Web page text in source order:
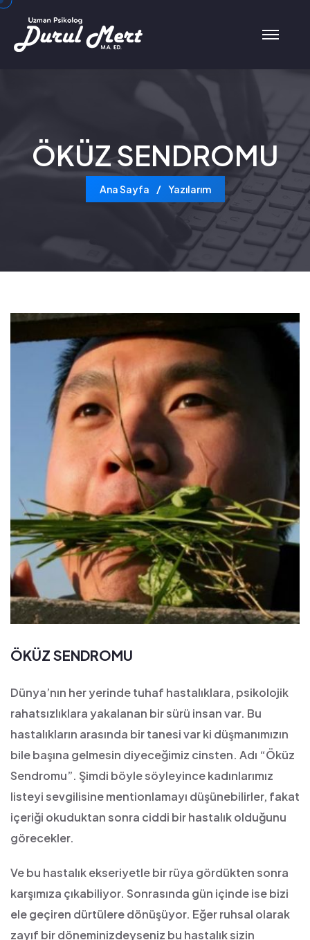
ÖKÜZ SENDROMU
Ana Sayfa Yazılarım
ÖKÜZ SENDROMU
Dünya’nın her yerinde tuhaf hastalıklara, psikolojik
rahatsızlıklara yakalanan bir sürü insan var. Bu
hastalıkların arasında bir tanesi var ki düşmanımızın
bile başına gelmesin diyeceğimiz cinsten. Adı “Öküz
Sendromu”. Şimdi böyle söyleyince kadınlarımız
listeyi sevgilisine mentionlamayı düşünebilirler, fakat
içeriği okuduktan sonra ciddi bir hastalık olduğunu
görecekler.
Ve bu hastalık ekseriyetle bir rüya gördükten sonra
karşımıza çıkabiliyor. Sonrasında gün içinde ise bizi
ele geçiren dürtülere dönüşüyor. Eğer ruhsal olarak
zayıf bir döneminizdeyseniz bu hastalık sizin